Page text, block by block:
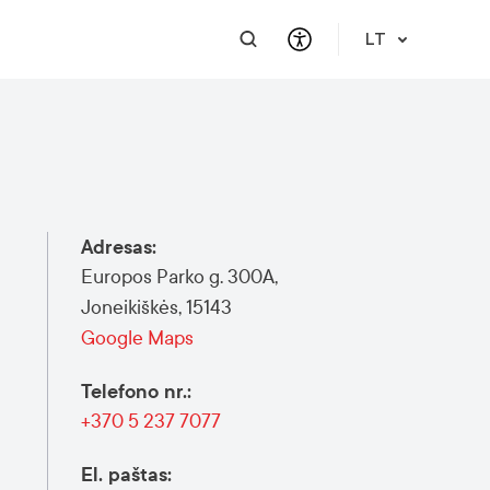
Meet a Local
Vilnius Pass
Saugus mieste
Renginiai
Lietuvių kalbos reikalavimai
Renginiai ir veiklos
Finansinė pagalba
Renginio užklausa
LT
Adresas:
Europos Parko g. 300A,
Joneikiškės, 15143
Google Maps
Telefono nr.:
+370 5 237 7077
El. paštas: